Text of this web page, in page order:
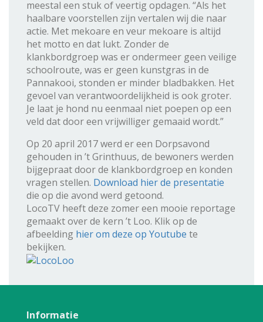
meestal een stuk of veertig opdagen. “Als het
haalbare voorstellen zijn vertalen wij die naar
actie. Met mekoare en veur mekoare is altijd
het motto en dat lukt. Zonder de
klankbordgroep was er ondermeer geen veilige
schoolroute, was er geen kunstgras in de
Pannakooi, stonden er minder bladbakken. Het
gevoel van verantwoordelijkheid is ook groter.
Je laat je hond nu eenmaal niet poepen op een
veld dat door een vrijwilliger gemaaid wordt.”
Op 20 april 2017 werd er een Dorpsavond
gehouden in ’t Grinthuus, de bewoners werden
bijgepraat door de klankbordgroep en konden
vragen stellen. Download hier de presentatie
die op die avond werd getoond.
LocoTV heeft deze zomer een mooie reportage
gemaakt over de kern ’t Loo. Klik op de
afbeelding hier om deze op Youtube te
bekijken.
Informatie